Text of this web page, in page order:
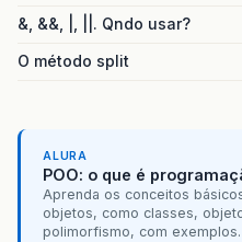
&, &&, |, ||. Qndo usar?
O método split
ALURA
POO: o que é
Aprenda os conceitos
objetos, como classes,
polimorfismo, com exemplos.